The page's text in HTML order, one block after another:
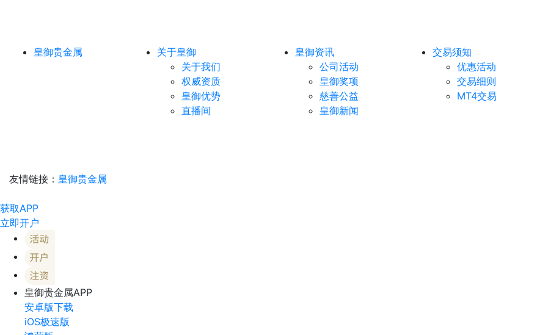
皇御贵金属
关于皇御
关于我们
权威资质
皇御优势
直播间
皇御资讯
公司活动
皇御奖项
慈善公益
皇御新闻
交易须知
优惠活动
交易细则
MT4交易
友情链接： 皇御贵金属
获取APP
立即开户
皇御贵金属APP
安卓版下载
iOS极速版